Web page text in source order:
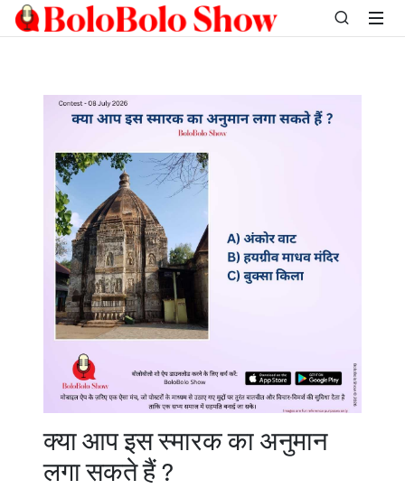
क्या आप इस स्मारक का अनुमान
लगा सकते हैं ?